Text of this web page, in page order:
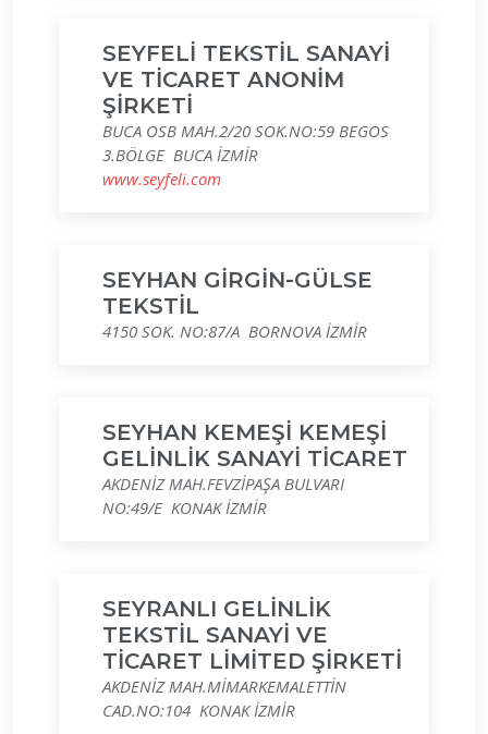
SEYFELİ TEKSTİL SANAYİ
VE TİCARET ANONİM
ŞİRKETİ
BUCA OSB MAH.2/20 SOK.NO:59 BEGOS
3.BÖLGE BUCA İZMİR
www.seyfeli.com
SEYHAN GİRGİN-GÜLSE
TEKSTİL
4150 SOK. NO:87/A BORNOVA İZMİR
SEYHAN KEMEŞİ KEMEŞİ
GELİNLİK SANAYİ TİCARET
AKDENİZ MAH.FEVZİPAŞA BULVARI
NO:49/E KONAK İZMİR
SEYRANLI GELİNLİK
TEKSTİL SANAYİ VE
TİCARET LİMİTED ŞİRKETİ
AKDENİZ MAH.MİMARKEMALETTİN
CAD.NO:104 KONAK İZMİR